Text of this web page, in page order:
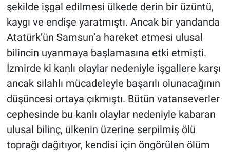
şekilde işgal edilmesi ülkede derin bir üzüntü,
kaygı ve endişe yaratmıştı. Ancak bir yandanda
Atatürk’ün Samsun’a hareket etmesi ulusal
bilincin uyanmaya başlamasına etki etmişti.
İzmirde ki kanlı olaylar nedeniyle işgallere karşı
ancak silahlı mücadeleyle başarılı olunacağının
düşüncesi ortaya çıkmıştı. Bütün vatanseverler
cephesinde bu kanlı olaylar nedeniyle kabaran
ulusal bilinç, ülkenin üzerine serpilmiş ölü
toprağı dağıtıyor, kendisi için öngörülen ölüm